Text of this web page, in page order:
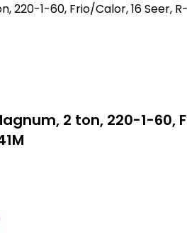
220-1-60, Frio/Calor, 16 Seer,
2 ton, 220-1-60,